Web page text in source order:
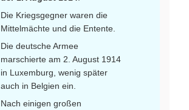
Die Kriegsgegner waren die
Mittelmächte und die Entente.
Die deutsche Armee
marschierte am 2. August 1914
in Luxemburg, wenig später
auch in Belgien ein.
Nach einigen großen